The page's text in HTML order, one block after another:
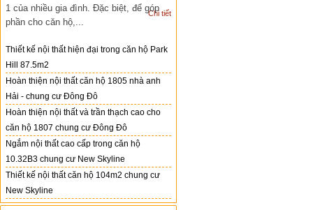
1 của nhiều gia đình. Đặc biệt, để góp
phần cho căn hộ,...
Chi tiết
Thiết kế nội thất hiện đại trong căn hộ Park
Hill 87.5m2
Hoàn thiện nội thất căn hộ 1805 nhà anh
Hải - chung cư Đông Đô
Hoàn thiện nội thất và trần thạch cao cho
căn hộ 1807 chung cư Đông Đô
Ngắm nội thất cao cấp trong căn hộ
10.32B3 chung cư New Skyline
Thiết kế nội thất căn hộ 104m2 chung cư
New Skyline